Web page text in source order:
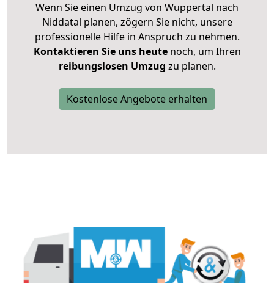
Wenn Sie einen Umzug von Wuppertal nach
Niddatal planen, zögern Sie nicht, unsere
professionelle Hilfe in Anspruch zu nehmen.
Kontaktieren Sie uns heutenoch, um Ihren
reibungslosen Umzug zu planen.
Kostenlose Angebote erhalten